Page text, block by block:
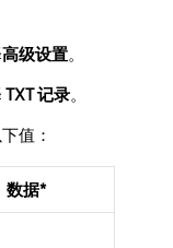
高级设置。
TXT 记录。
值：
数据*